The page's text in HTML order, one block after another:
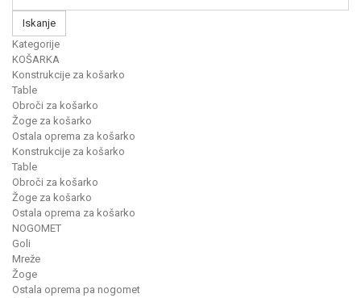
Iskanje
Kategorije
KOŠARKA
Konstrukcije za košarko
Table
Obroči za košarko
Žoge za košarko
Ostala oprema za košarko
Konstrukcije za košarko
Table
Obroči za košarko
Žoge za košarko
Ostala oprema za košarko
NOGOMET
Goli
Mreže
Žoge
Ostala oprema pa nogomet